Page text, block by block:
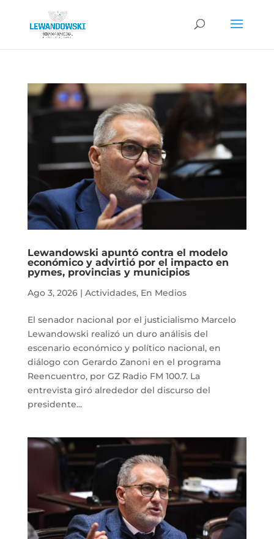
Lewandowski apuntó contra el modelo
económico y advirtió por el impacto en
pymes, provincias y municipios
Ago 3, 2026| Actividades, En Medios
El senador nacional por el justicialismo Marcelo
Lewandowski realizó un duro análisis del
escenario económico y político nacional, en
diálogo con Gerardo Zanoni en el programa
Reencuentro, por GZ Radio FM 100.7. La
entrevista giró alrededor del discurso del
presidente...